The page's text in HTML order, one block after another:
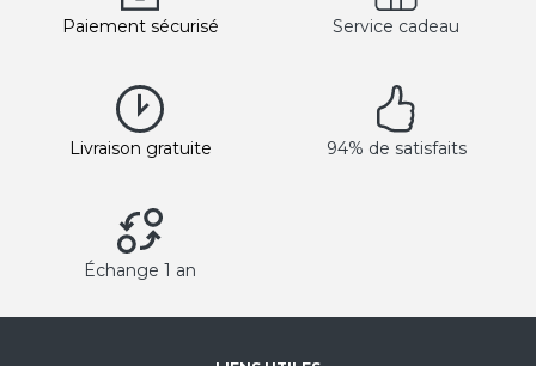
Paiement sécurisé Service cadeau
Livraison gratuite 94% de satisfaits
Échange 1 an